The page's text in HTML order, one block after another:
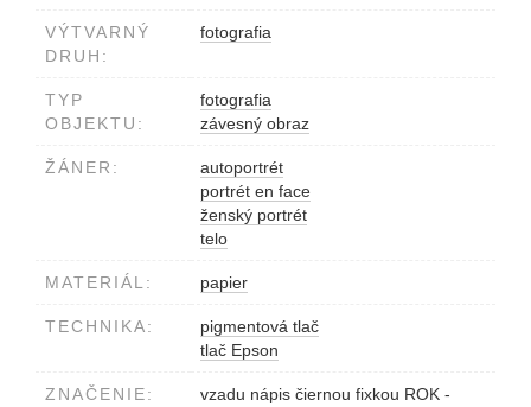
VÝTVARNÝ
DRUH:
fotografia
TYP
OBJEKTU:
fotografia
závesný obraz
ŽÁNER:
autoportrét
portrét en face
ženský portrét
telo
MATERIÁL: papier
TECHNIKA:
pigmentová tlač
tlač Epson
ZNAČENIE:
vzadu nápis čiernou fixkou ROK -